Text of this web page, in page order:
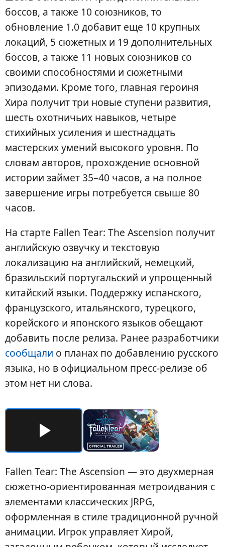
боссов, а также 10 союзников, то
обновление 1.0 добавит еще 10 крупных
локаций, 5 сюжетных и 19 дополнительных
боссов, а также 11 новых союзников со
своими способностями и сюжетными
эпизодами. Кроме того, главная героиня
Хира получит три новые ступени развития,
шесть охотничьих навыков, четыре
стихийных усиления и шестнадцать
мастерских умений высокого уровня. По
словам авторов, прохождение основной
истории займет 35–40 часов, а на полное
завершение игры потребуется свыше 80
часов.
На старте Fallen Tear: The Ascension получит
английскую озвучку и текстовую
локализацию на английский, немецкий,
бразильский португальский и упрощенный
китайский языки. Поддержку испанского,
французского, итальянского, турецкого,
корейского и японского языков обещают
добавить после релиза. Ранее разработчики
сообщали о планах по добавлению русского
языка, но в официальном пресс-релизе об
этом нет ни слова.
Fallen Tear: The Ascension — это двухмерная
сюжетно-ориентированная метроидвания с
элементами классических JRPG,
оформленная в стиле традиционной ручной
анимации. Игрок управляет Хирой,